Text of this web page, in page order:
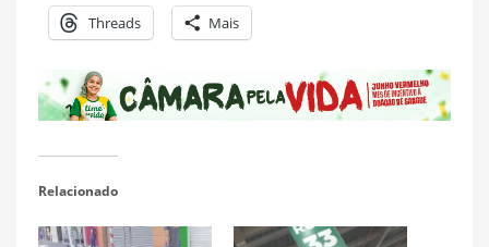
Threads Mais
Relacionado